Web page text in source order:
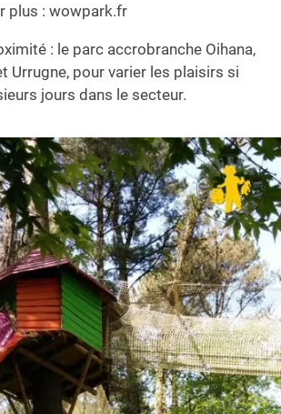
plus : wowpark.fr
: le parc accrobranche Oihana,
Urrugne, pour varier les plaisirs si
jours dans le secteur.